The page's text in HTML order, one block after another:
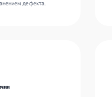
дефекта.